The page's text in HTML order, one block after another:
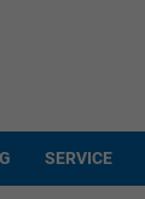
SERVICE